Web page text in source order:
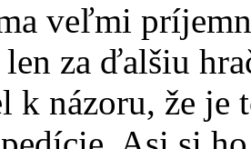
veľmi
za ďalšiu
k názoru, že